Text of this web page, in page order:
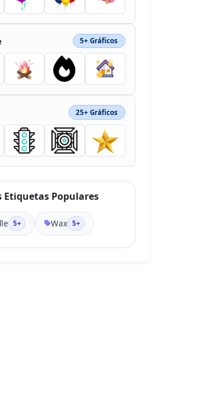
5+ Gráficos
25+ Gráficos
Etiquetas Populares
5+ Wax 5+